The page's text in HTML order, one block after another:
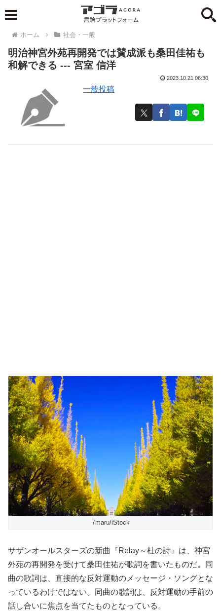
ホーム 社会・一般
明治神宮外苑再開発では賛成派も桑田佳祐も
和解できる --- 宮室 信洋
一般投稿
2023.10.21 06:30
7maru/iStock
サザンオールスターズの新曲『Relay～杜の詩』は、神宮
外苑の再開発を受けて桑田佳祐が歌詞を書いたものだ。同
曲の歌詞は、直接的な反対運動のメッセージ・ソングとな
っているわけではない。同曲の歌詞は、反対運動の手前の
話し合いに焦点を当てたものとなっている。